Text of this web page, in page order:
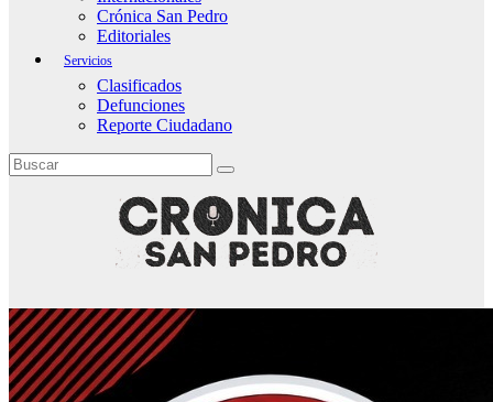
Crónica San Pedro
Editoriales
Servicios
Clasificados
Defunciones
Reporte Ciudadano